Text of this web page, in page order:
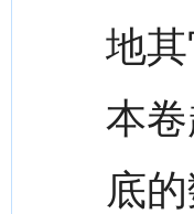
地
本
底